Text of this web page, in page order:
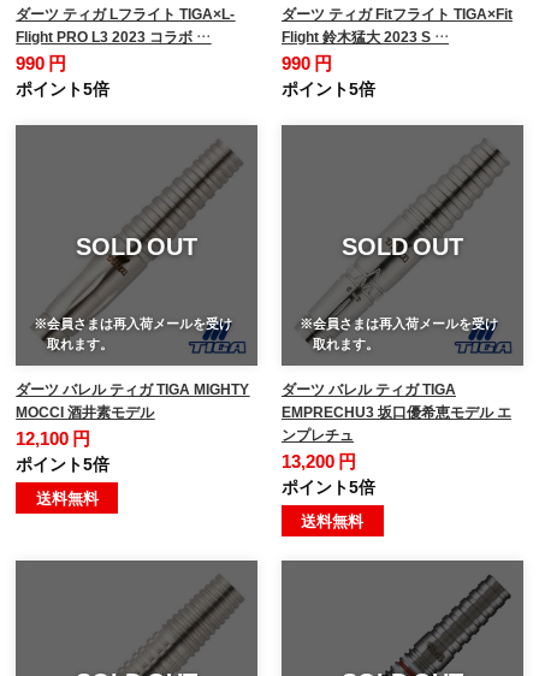
ダーツ ティガ Lフライト TIGA×L-
Flight PRO L3 2023 コラボ …
990 円
ポイント5倍
ダーツ ティガ Fitフライト TIGA×Fit
Flight 鈴木猛大 2023 S …
990 円
ポイント5倍
SOLD OUT
※会員さまは再入荷メールを受け
取れます。
ダーツ バレル ティガ TIGA MIGHTY
MOCCI 酒井素モデル
12,100 円
ポイント5倍
送料無料
SOLD OUT
※会員さまは再入荷メールを受け
取れます。
ダーツ バレル ティガ TIGA
EMPRECHU3 坂口優希恵モデル エ
ンプレチュ
13,200 円
ポイント5倍
送料無料